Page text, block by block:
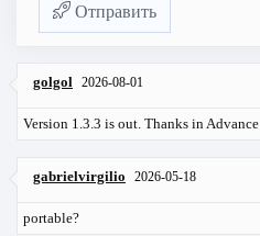
Отправить
golgol 2026-08-01
Version 1.3.3 is out. Thanks in Advance
gabrielvirgilio 2026-05-18
portable?